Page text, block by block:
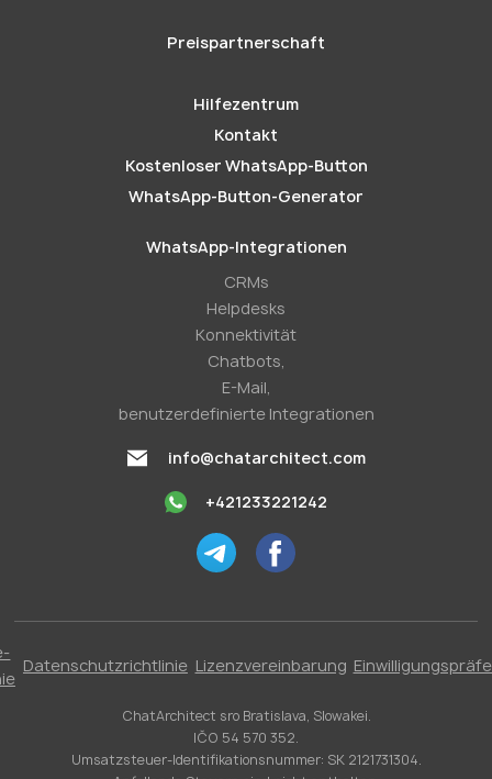
Preispartnerschaft
Hilfezentrum
Kontakt
Kostenloser WhatsApp-Button
WhatsApp-Button-Generator
WhatsApp-Integrationen
CRMs
Helpdesks
Konnektivität
Chatbots,
E-Mail,
benutzerdefinierte Integrationen
info@chatarchitect.com
+421233221242
Datenschutzrichtlinie Lizenzvereinbarung
ChatArchitect sro Bratislava, Slowakei.
IČO 54 570 352.
Umsatzsteuer-Identifikationsnummer: SK 2121731304.